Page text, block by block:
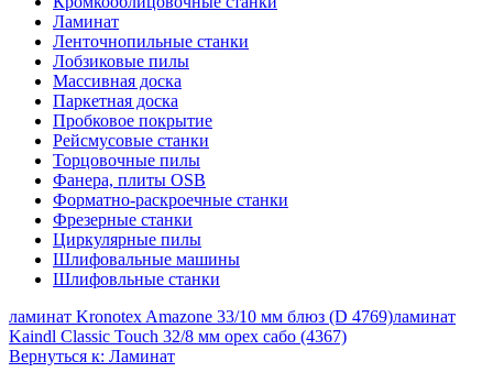
Ламинат
Ленточнопильные станки
Лобзиковые пилы
Массивная доска
Паркетная доска
Пробковое покрытие
Рейсмусовые станки
Торцовочные пилы
Фанера, плиты OSB
Форматно-раскроечные станки
Фрезерные станки
Циркулярные пилы
Шлифовальные машины
Шлифовльные станки
ламинат Kronotex Amazone 33/10 мм блюз (D 4769)ламинат
Kaindl Classic Touch 32/8 мм орех сабо (4367)
Вернуться к: Ламинат